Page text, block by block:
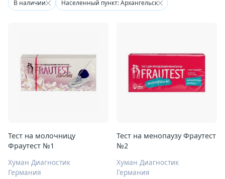
В наличии Населенный пункт: Архангельск
Тест на молочницу
Фраутест №1
Хуман Диагностик
Германия
Тест на менопаузу Фраутест
№2
Хуман Диагностик
Германия